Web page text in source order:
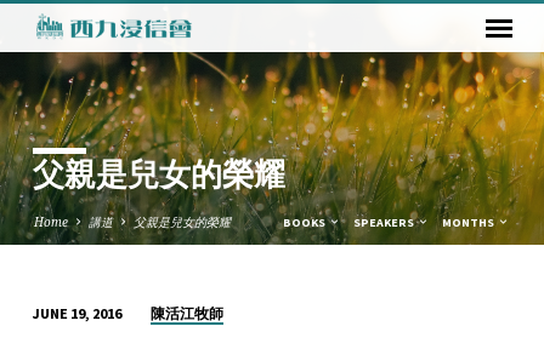
父親是兒女的榮耀
Home 講道 父親是兒女的榮耀 BOOKS SPEAKERS MONTHS
JUNE 19, 2016 陳活江牧師